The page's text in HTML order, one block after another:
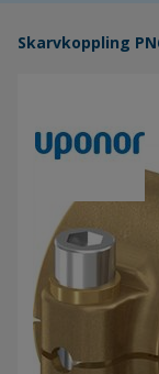
Skarvkoppling